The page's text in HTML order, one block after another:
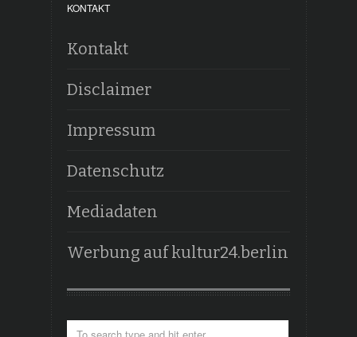
KONTAKT
Kontakt
Disclaimer
Impressum
Datenschutz
Mediadaten
Werbung auf kultur24.berlin